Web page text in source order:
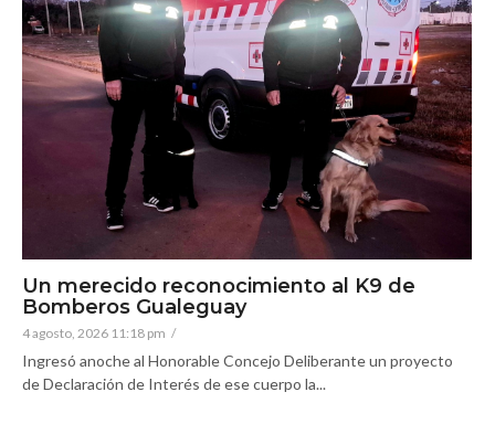
Un merecido reconocimiento al K9 de
Bomberos Gualeguay
4 agosto, 2026 11:18 pm /
Ingresó anoche al Honorable Concejo Deliberante un proyecto
de Declaración de Interés de ese cuerpo la...